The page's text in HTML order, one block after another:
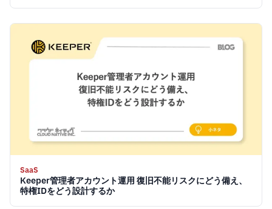
SaaS
Keeper管理者アカウント運用 復旧不能リスクにどう備え、
特権IDをどう設計するか